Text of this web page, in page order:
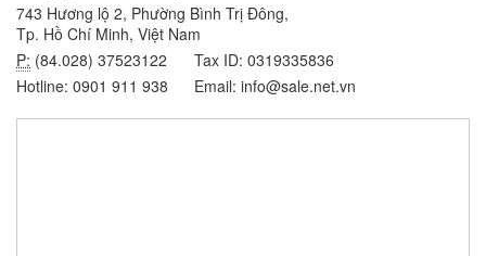
743 Hương lộ 2, Phường Bình Trị Đông,
Tp. Hồ Chí Minh, Việt Nam
P: (84.028) 37523122
Tax ID: 0319335836
Hotline: 0901 911 938
Email: info@sale.net.vn